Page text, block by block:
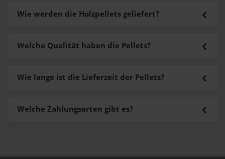
Wie werden die Holzpellets geliefert?
Welche Zahlungsarten gibt es?
Welche Qualität haben die Pellets?
Wie lange ist die Lieferzeit der Pellets?